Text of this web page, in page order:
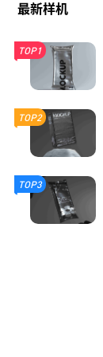
最新样机
TOP1
TOP2
TOP3